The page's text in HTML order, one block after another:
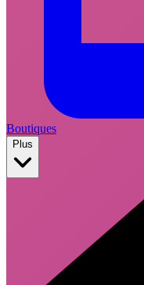
Boutiques
Plus